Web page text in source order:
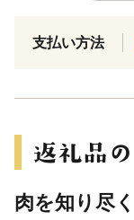
支払い方法
肉を知り尽